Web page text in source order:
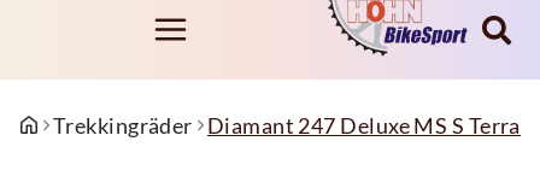
Trekkingräder Diamant 247 Deluxe MS S Terra